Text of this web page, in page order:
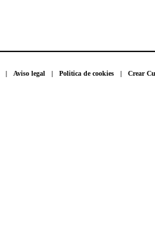
| Aviso legal | Politica de cookies | Crear